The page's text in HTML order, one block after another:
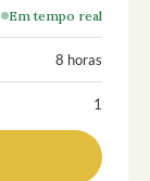
Em tempo real
8 horas
1